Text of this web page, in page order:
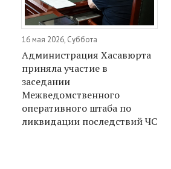
16 мая 2026, Суббота
Администрация Хасавюрта
приняла участие в
заседании
Межведомственного
оперативного штаба по
ликвидации последствий ЧС